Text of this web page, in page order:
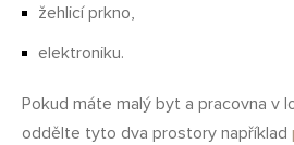
žehlicí prkno,
elektroniku.
Pokud máte malý byt a pracovna v
oddělte tyto dva prostory například